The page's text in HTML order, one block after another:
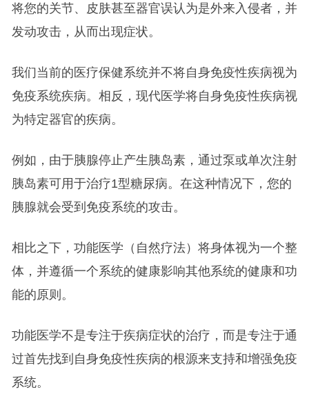
将您的关节、皮肤甚至器官误认为是外来入侵者，并
发动攻击，从而出现症状。
我们当前的医疗保健系统并不将自身免疫性疾病视为
免疫系统疾病。相反，现代医学将自身免疫性疾病视
为特定器官的疾病。
例如，由于胰腺停止产生胰岛素，通过泵或单次注射
胰岛素可用于治疗1型糖尿病。在这种情况下，您的
胰腺就会受到免疫系统的攻击。
相比之下，功能医学（自然疗法）将身体视为一个整
体，并遵循一个系统的健康影响其他系统的健康和功
能的原则。
功能医学不是专注于疾病症状的治疗，而是专注于通
过首先找到自身免疫性疾病的根源来支持和增强免疫
系统。